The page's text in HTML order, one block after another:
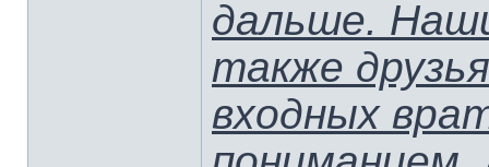
дальше.
также
входных